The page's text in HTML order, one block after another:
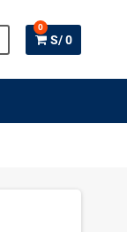
0
S/ 0